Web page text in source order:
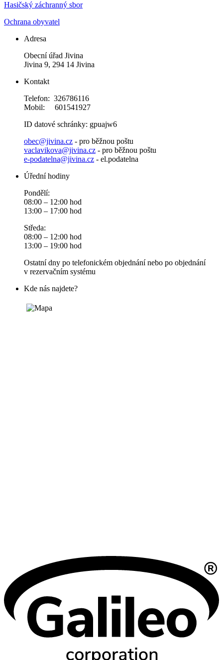
Hasičský záchranný sbor
Ochrana obyvatel
Adresa
Obecní úřad Jivina
Jivina 9, 294 14 Jivina
Kontakt
Telefon: 326786116
Mobil: 601541927
ID datové schránky: gpuajw6
obec@jivina.cz - pro běžnou poštu
vaclavikova@jivina.cz - pro běžnou poštu
e-podatelna@jivina.cz - el.podatelna
Úřední hodiny
Pondělí:
08:00 – 12:00 hod
13:00 – 17:00 hod
Středa:
08:00 – 12:00 hod
13:00 – 19:00 hod
Ostatní dny po telefonickém objednání nebo po objednání
v rezervačním systému
Kde nás najdete?